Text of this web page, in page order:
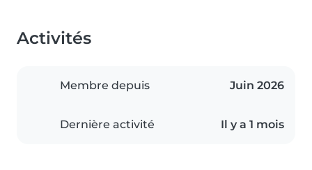
Activités
Membre depuis Juin 2026
Dernière activité Il y a 1 mois